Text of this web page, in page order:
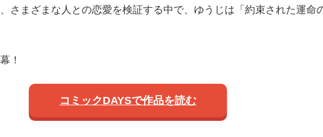
さまざまな人との恋愛を検証する中で、ゆうじは「約束された運命
！
コミックDAYSで作品を読む